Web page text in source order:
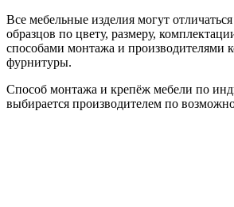
Все мебельные изделия могут
образцов по цвету, размеру,
способами монтажа и производителями
фурнитуры.
Способ монтажа и крепёж мебели по
выбирается производителем по